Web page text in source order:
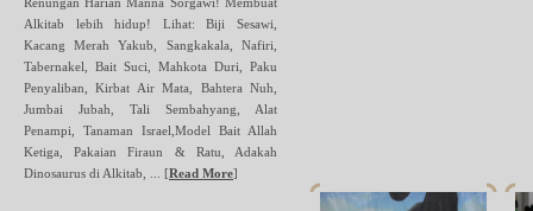
Alkitab lebih hidup! Lihat: Biji Sesawi,
Kacang Merah Yakub, Sangkakala, Nafiri,
Tabernakel, Bait Suci, Mahkota Duri, Paku
Penyaliban, Kirbat Air Mata, Bahtera Nuh,
Jumbai Jubah, Tali Sembahyang, Alat
Penampi, Tanaman Israel,Model Bait Allah
Ketiga, Pakaian Firaun & Ratu, Adakah
Dinosaurus di Alkitab, ... [Read More]